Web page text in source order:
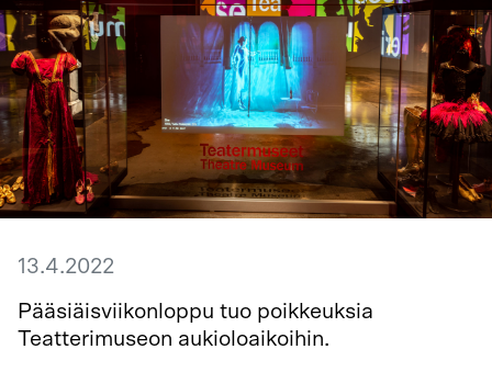
13.4.2022
Pääsiäisviikonloppu tuo poikkeuksia
Teatterimuseon aukioloaikoihin.